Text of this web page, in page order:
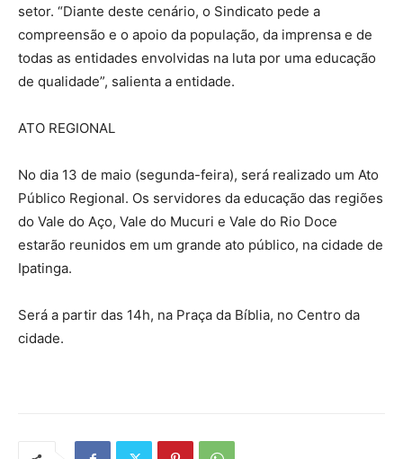
setor. “Diante deste cenário, o Sindicato pede a
compreensão e o apoio da população, da imprensa e de
todas as entidades envolvidas na luta por uma educação
de qualidade”, salienta a entidade.
ATO REGIONAL
No dia 13 de maio (segunda-feira), será realizado um Ato
Público Regional. Os servidores da educação das regiões
do Vale do Aço, Vale do Mucuri e Vale do Rio Doce
estarão reunidos em um grande ato público, na cidade de
Ipatinga.
Será a partir das 14h, na Praça da Bíblia, no Centro da
cidade.